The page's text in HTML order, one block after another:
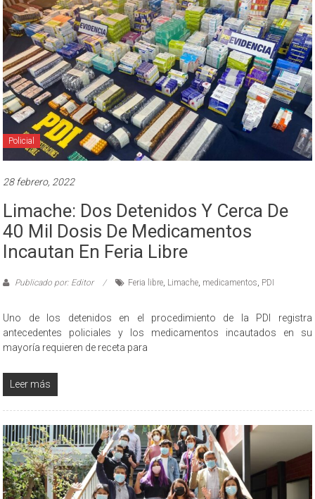
Policial
28 febrero, 2022
Limache: Dos Detenidos Y Cerca De
40 Mil Dosis De Medicamentos
Incautan En Feria Libre
Publicado por: Editor Feria libre Limache medicamentos PDI
Uno de los detenidos en el procedimiento de la PDI registra
antecedentes policiales y los medicamentos incautados en su
mayoría requieren de receta para
Leer más